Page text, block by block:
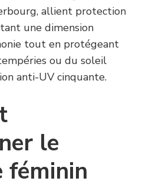
allient protection
une dimension
tout en protégeant
ou du soleil
anti-UV cinquante.
le
féminin